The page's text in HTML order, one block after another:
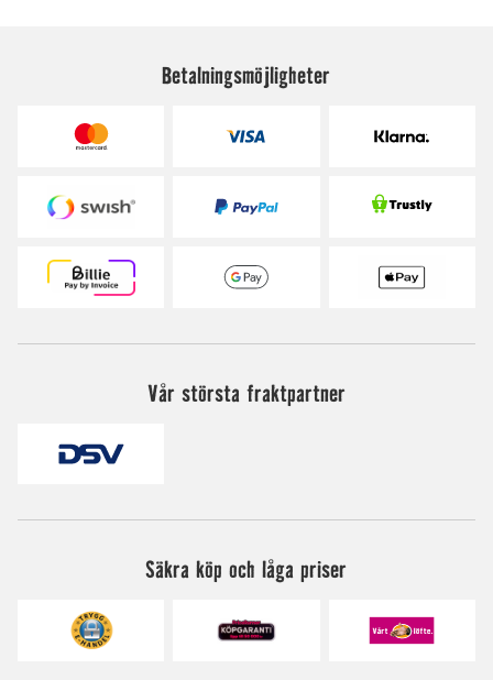
Betalningsmöjligheter
Vår största fraktpartner
Säkra köp och låga priser